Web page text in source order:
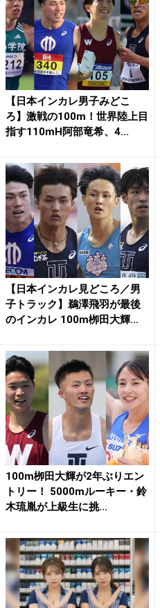
【日本インカレ男子みどこ
ろ】激戦の100m！世界陸上目
指す110mH阿部竜希、4...
【日本インカレ見どころ／男
子トラック】鵜澤飛羽が最後
のインカレ 100m栁田大輝...
100m栁田大輝が2年ぶりエン
トリー！ 5000mルーキー・鈴
木琉胤が上級生に挑...